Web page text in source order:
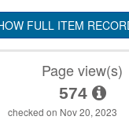
FULL ITEM
Page view(s)
574
checked on Nov 20, 2023